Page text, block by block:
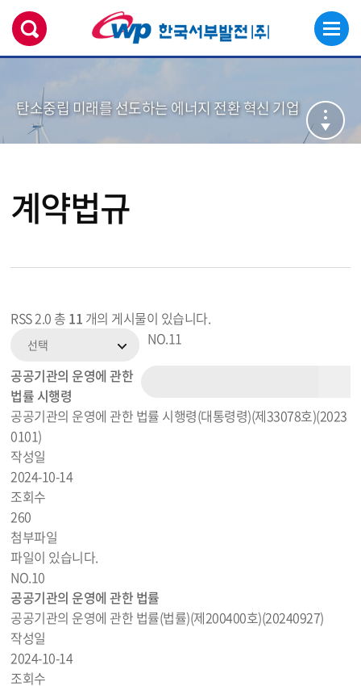
탄소중립 미래를 선도하는 에너지 전환 혁신 기업
계약법규
RSS 2.0 총 11 개의 게시물이 있습니다.
선택 NO.11
공공기관의 운영에 관한
법률 시행령
공공기관의 운영에 관한 법률 시행령(대통령령)(제33078호)(2023
0101)
작성일
2024-10-14
조회수
260
첨부파일
파일이 있습니다.
NO.10
공공기관의 운영에 관한 법률
공공기관의 운영에 관한 법률(법률)(제200400호)(20240927)
작성일
2024-10-14
조회수